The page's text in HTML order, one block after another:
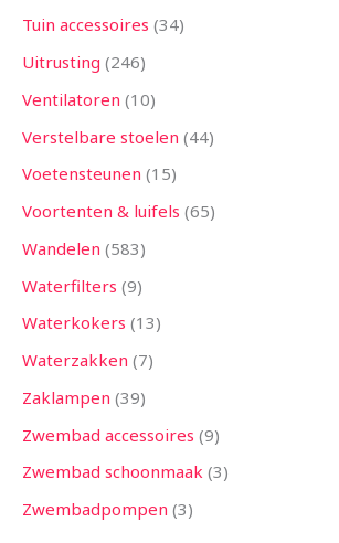
Tuin accessoires 34
Uitrusting 246
Ventilatoren 10
Verstelbare stoelen 44
Voetensteunen 15
Voortenten & luifels 65
Wandelen 583
Waterfilters 9
Waterkokers 13
Waterzakken 7
Zaklampen 39
Zwembad accessoires 9
Zwembad schoonmaak 3
Zwembadpompen 3